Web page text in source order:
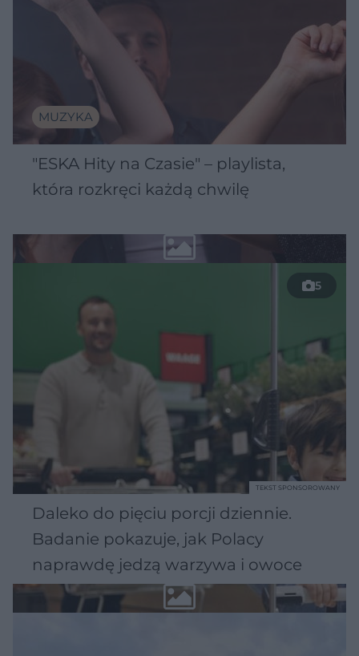
MUZYKA
"ESKA Hity na Czasie" – playlista,
która rozkręci każdą chwilę
5
Daleko do pięciu porcji dziennie.
Badanie pokazuje, jak Polacy
naprawdę jedzą warzywa i owoce
TEKST SPONSOROWANY